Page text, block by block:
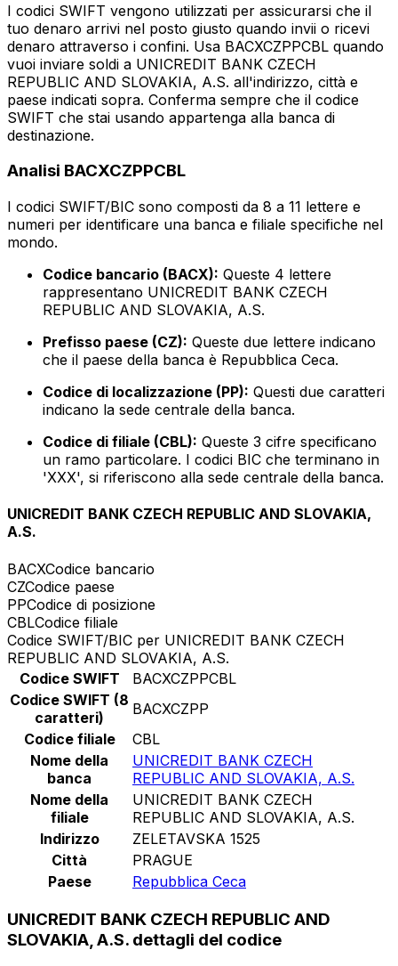
I codici SWIFT vengono utilizzati per assicurarsi che il
tuo denaro arrivi nel posto giusto quando invii o ricevi
denaro attraverso i confini. Usa BACXCZPPCBL quando
vuoi inviare soldi a UNICREDIT BANK CZECH
REPUBLIC AND SLOVAKIA, A.S. all'indirizzo, città e
paese indicati sopra. Conferma sempre che il codice
SWIFT che stai usando appartenga alla banca di
destinazione.
Analisi BACXCZPPCBL
I codici SWIFT/BIC sono composti da 8 a 11 lettere e
numeri per identificare una banca e filiale specifiche nel
mondo.
Codice bancario (BACX): Queste 4 lettere
rappresentano UNICREDIT BANK CZECH
REPUBLIC AND SLOVAKIA, A.S.
Prefisso paese (CZ): Queste due lettere indicano
che il paese della banca è Repubblica Ceca.
Codice di localizzazione (PP): Questi due caratteri
indicano la sede centrale della banca.
Codice di filiale (CBL): Queste 3 cifre specificano
un ramo particolare. I codici BIC che terminano in
'XXX', si riferiscono alla sede centrale della banca.
UNICREDIT BANK CZECH REPUBLIC AND SLOVAKIA,
A.S.
BACXCodice bancario
CZCodice paese
PPCodice di posizione
CBLCodice filiale
Codice SWIFT/BIC per UNICREDIT BANK CZECH
REPUBLIC AND SLOVAKIA, A.S.
Codice SWIFT
BACXCZPPCBL
Codice SWIFT (8
caratteri)
BACXCZPP
Codice filiale
CBL
Nome della
banca
UNICREDIT BANK CZECH
REPUBLIC AND SLOVAKIA, A.S.
Nome della
filiale
UNICREDIT BANK CZECH
REPUBLIC AND SLOVAKIA, A.S.
Indirizzo
ZELETAVSKA 1525
Città
PRAGUE
Paese
Repubblica Ceca
UNICREDIT BANK CZECH REPUBLIC AND
SLOVAKIA, A.S. dettagli del codice